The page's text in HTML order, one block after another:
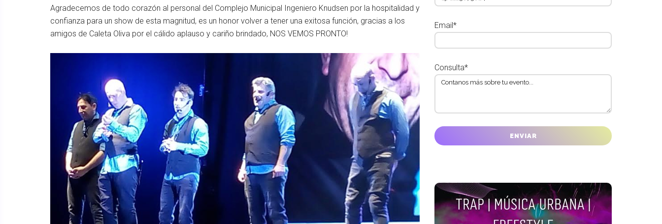
Agradecemos de todo corazón al personal del Complejo Municipal Ingeniero Knudsen por la hospitalidad y
confianza para un show de esta magnitud, es un honor volver a tener una exitosa función, gracias a los
amigos de Caleta Oliva por el cálido aplauso y cariño brindado, NOS VEMOS PRONTO!
Email*
Consulta*